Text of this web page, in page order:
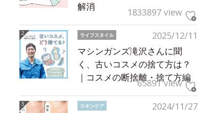
解消
1833897 view
2025/12/11
ライフスタイル
マシンガンズ滝沢さんに聞
く、古いコスメの捨て方は？
｜コスメの断捨離・捨て方編
65891 view
2024/11/27
スキンケア